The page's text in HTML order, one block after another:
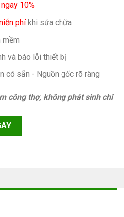
10%
phíkhi sửa chữa
mềm
và báo lỗi thiết bị
có sẵn - Nguồn gốc rõ ràng
công thợ, không phát sinh chi
hãng quantity